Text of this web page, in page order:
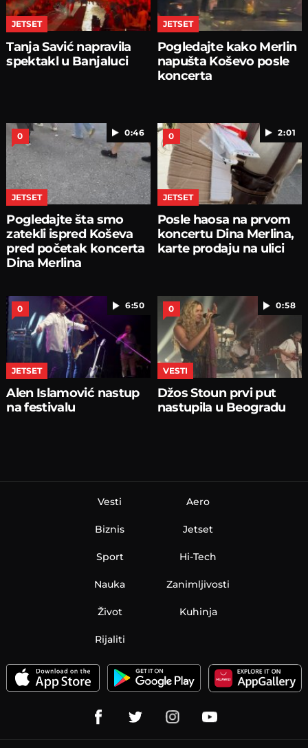
JETSET
Tanja Savić napravila
spektakl u Banjaluci
JETSET
Pogledajte kako Merlin
napušta Koševo posle
koncerta
0:46
0
JETSET
Pogledajte šta smo
zatekli ispred Koševa
pred početak koncerta
Dina Merlina
2:01
0
JETSET
Posle haosa na prvom
koncertu Dina Merlina,
karte prodaju na ulici
6:50
0
JETSET
Alen Islamović nastup
na festivalu
0:58
0
VESTI
Džos Stoun prvi put
nastupila u Beogradu
Vesti
Biznis
Sport
Nauka
Aero
Jetset
Hi-Tech
Zanimljivosti
Život Kuhinja
Rijaliti